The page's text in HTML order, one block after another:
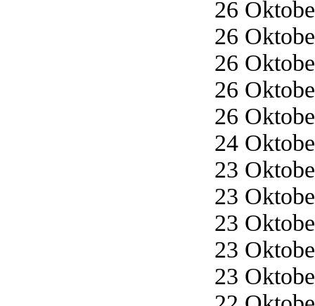
26
26
26
26
26
24
23
23
23
23
23